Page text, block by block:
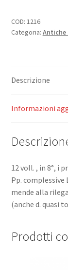
Litterature
Religieuses.
COD: 1216
Categoria:
Descrizione
Informazioni
12 voll. , in 8°, i
Pp. complessive
mende alla
(anche d. quasi
Prodotti